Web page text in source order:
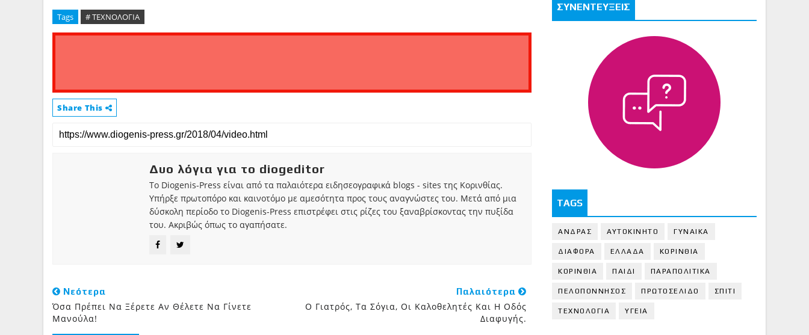
Tags # ΤΕΧΝΟΛΟΓΙΑ
Share This
Δυο λόγια για το diogeditor
Το Diogenis-Press είναι από τα παλαιότερα ειδησεογραφικά blogs - sites της Κορινθίας.
Υπήρξε πρωτοπόρο και καινοτόμο με αμεσότητα προς τους αναγνώστες του. Μετά από μια
δύσκολη περίοδο το Diogenis-Press επιστρέφει στις ρίζες του ξαναβρίσκοντας την πυξίδα
του. Ακριβώς όπως το αγαπήσατε.
Νεότερα
Όσα Πρέπει Να Ξέρετε Αν Θέλετε Να Γίνετε
Μανούλα!
Παλαιότερα
Ο Γιατρός, Τα Σόγια, Οι Καλοθελητές Και Η Οδός
Διαφυγής.
ΣΥΝΕΝΤΕΥΞΕΙΣ
TAGS
ΑΝΔΡΑΣ ΑΥΤΟΚΙΝΗΤΟ ΓΥΝΑΙΚΑ
ΔΙΑΦΟΡΑ ΕΛΛΑΔΑ ΚΟΡΙΝΘΙΑ
ΚΟΡΙΝΘΙA ΠΑΙΔΙ ΠΑΡΑΠΟΛΙΤΙΚΑ
ΠΕΛΟΠΟΝΝΗΣΟΣ ΠΡΩΤΟΣΕΛΙΔΟ ΣΠΙΤΙ
ΤΕΧΝΟΛΟΓΙΑ ΥΓΕΙΑ